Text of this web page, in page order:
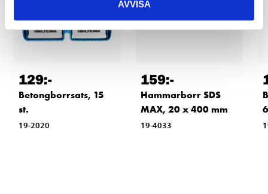
AVVISA
129:-
Betongborrsats, 15
st.
19-2020
159:-
Hammarborr SDS
MAX, 20 x 400 mm
19-4033